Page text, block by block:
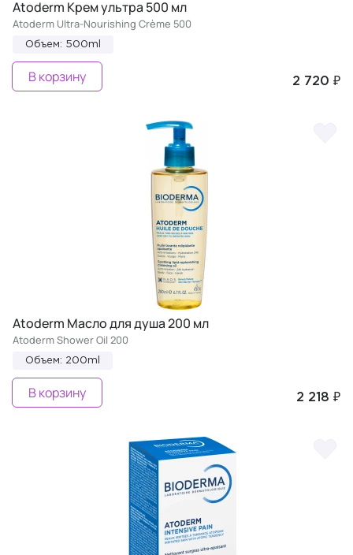
Atoderm Крем ультра 500 мл
Atoderm Ultra-Nourishing Crème 500
Объем: 500ml
2 720 ₽
В корзину
Atoderm Масло для душа 200 мл
Atoderm Shower Oil 200
Объем: 200ml
2 218 ₽
В корзину